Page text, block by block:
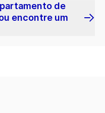
de
encontre um